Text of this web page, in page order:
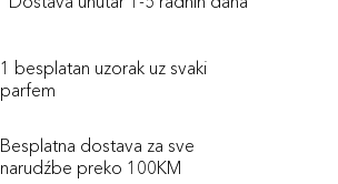
1 besplatan uzorak uz svaki
parfem
Besplatna dostava za sve
narudźbe preko 100KM